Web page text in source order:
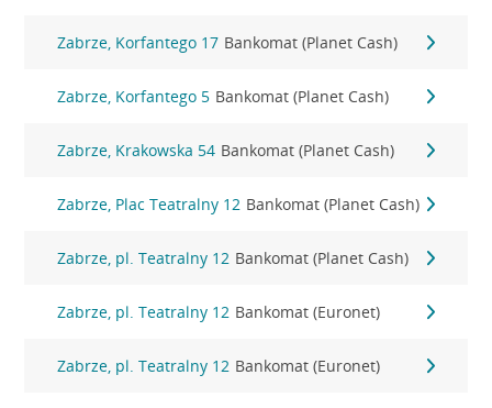
Zabrze, Korfantego 17 Bankomat (Planet Cash)
Zabrze, Korfantego 5 Bankomat (Planet Cash)
Zabrze, Krakowska 54 Bankomat (Planet Cash)
Zabrze, Plac Teatralny 12 Bankomat (Planet Cash)
Zabrze, pl. Teatralny 12 Bankomat (Planet Cash)
Zabrze, pl. Teatralny 12 Bankomat (Euronet)
Zabrze, pl. Teatralny 12 Bankomat (Euronet)